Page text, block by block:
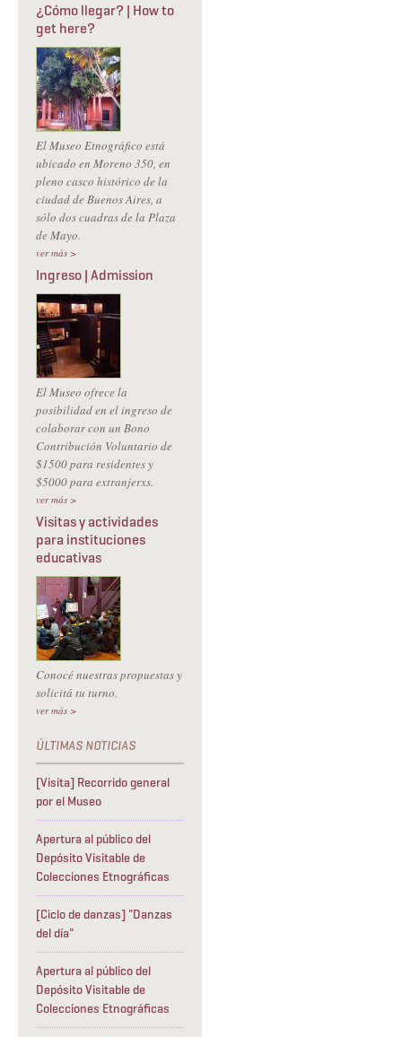
¿Cómo llegar? | How to
get here?
El Museo Etnográfico está
ubicado en Moreno 350, en
pleno casco histórico de la
ciudad de Buenos Aires, a
sólo dos cuadras de la Plaza
de Mayo.
ver más >
Ingreso | Admission
El Museo ofrece la
posibilidad en el ingreso de
colaborar con un Bono
Contribución Voluntario de
$1500 para residentes y
$5000 para extranjerxs.
ver más >
Visitas y actividades
para instituciones
educativas
Conocé nuestras propuestas y
solicitá tu turno.
ver más >
[Visita] Recorrido general
por el Museo
Apertura al público del
Depósito Visitable de
Colecciones Etnográficas
[Ciclo de danzas] "Danzas
del día"
Apertura al público del
Depósito Visitable de
Colecciones Etnográficas